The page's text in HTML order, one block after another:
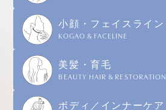
小顔・フェイスライン
KOGAO & FACELINE
美髪・育毛
BEAUTY HAIR & RESTORATION
ボディ／インナーケア